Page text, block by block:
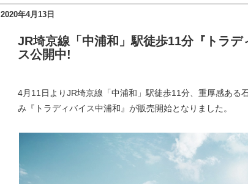
2020年4月13日
JR埼京線「中浦和」駅徒歩11分『トラデ
ス公開中!
4月11日よりJR埼京線「中浦和」駅徒歩11分、重厚感ある
み『トラディバイス中浦和』が販売開始となりました。